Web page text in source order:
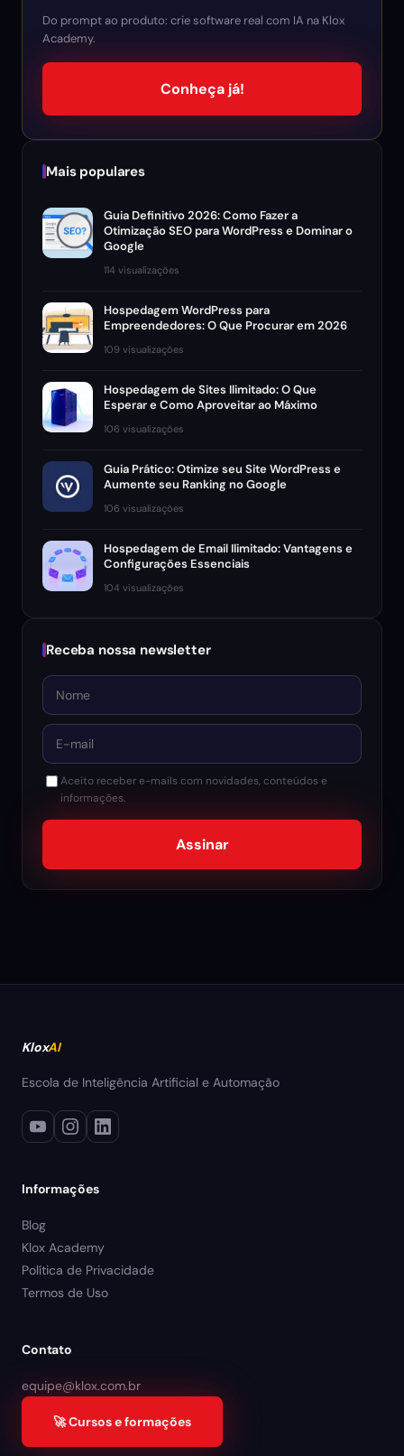
Do prompt ao produto: crie software real com IA na Klox
Academy.
Conheça já!
Mais populares
Guia Definitivo 2026: Como Fazer a
Otimização SEO para WordPress e Dominar o
Google
114 visualizações
Hospedagem WordPress para
Empreendedores: O Que Procurar em 2026
109 visualizações
Hospedagem de Sites Ilimitado: O Que
Esperar e Como Aproveitar ao Máximo
106 visualizações
Guia Prático: Otimize seu Site WordPress e
Aumente seu Ranking no Google
106 visualizações
Hospedagem de Email Ilimitado: Vantagens e
Configurações Essenciais
104 visualizações
Receba nossa newsletter
Nome
E-mail
Aceito receber e-mails com novidades, conteúdos e
informações.
Assinar
KloxAI
Escola de Inteligência Artificial e Automação
Informações
Blog
Klox Academy
Política de Privacidade
Termos de Uso
Contato
equipe@klox.com.br
🚀 Cursos e formações